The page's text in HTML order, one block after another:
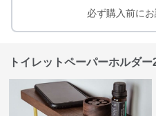
必ず購入前にお
トイレットペーパーホルダ